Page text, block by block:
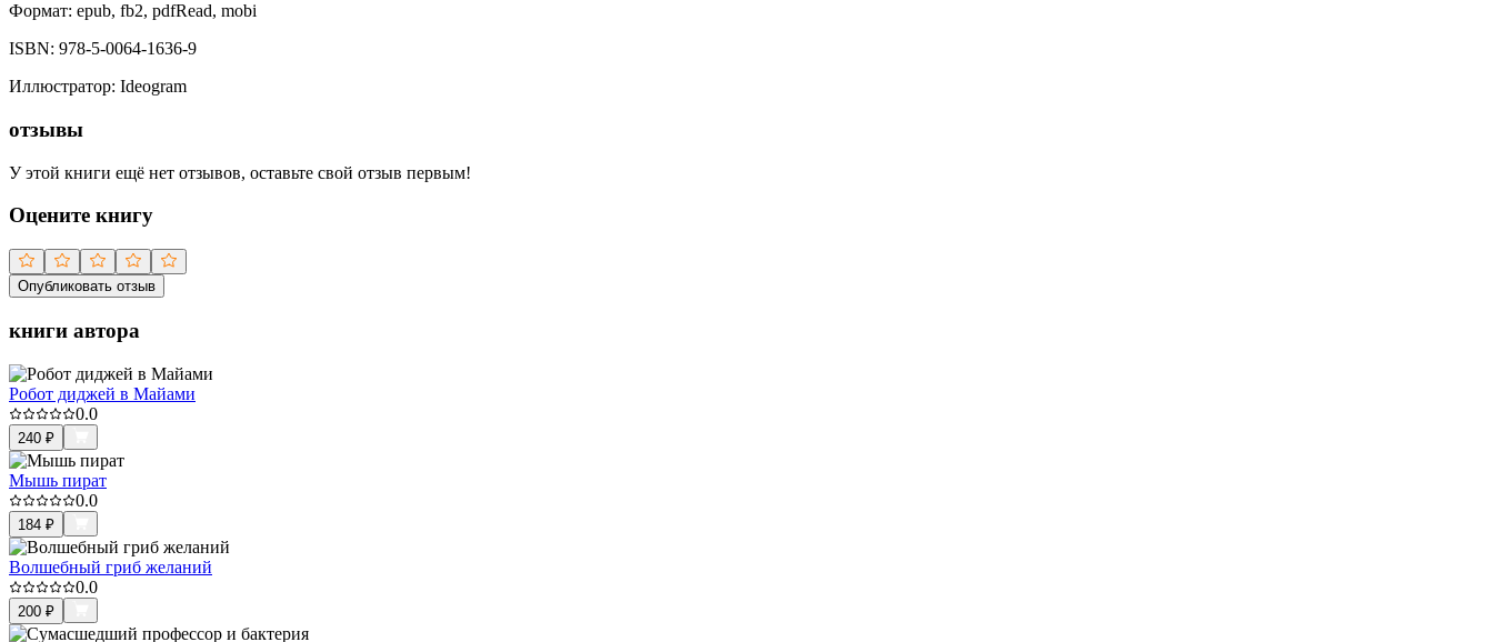
Формат: epub, fb2, pdfRead, mobi
ISBN: 978-5-0064-1636-9
Иллюстратор: Ideogram
отзывы
У этой книги ещё нет отзывов, оставьте свой отзыв первым!
Оцените книгу
Опубликовать отзыв
книги автора
Робот диджей в Майами
0.0
240 ₽
Мышь пират
0.0
184 ₽
Волшебный гриб желаний
0.0
200 ₽